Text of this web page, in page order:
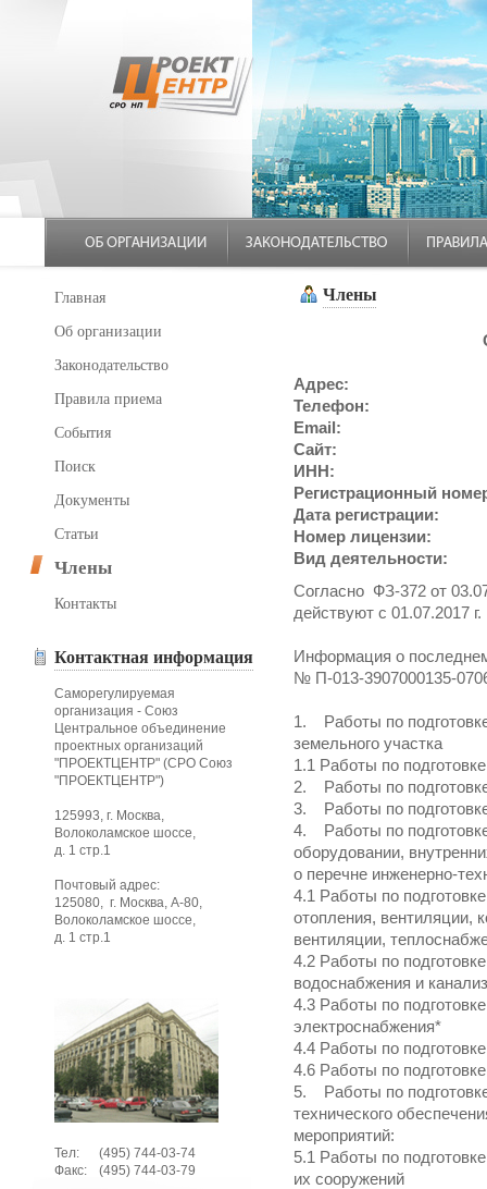
Главная
Об организации
Законодательство
Правила приема
События
Поиск
Документы
Статьи
Члены
Контакты
Контактная информация
Саморегулируемая
организация - Союз
Центральное объединение
проектных организаций
"ПРОЕКТЦЕНТР" (СРО Союз
"ПРОЕКТЦЕНТР")
125993, г. Москва,
Волоколамское шоссе,
д. 1 стр.1
Почтовый адрес:
125080, г. Москва, А-80,
Волоколамское шоссе,
д. 1 стр.1
Тел: (495) 744-03-74
Факс:
(495) 744-03-79
Члены
Адрес:
Телефон:
Email:
Сайт:
ИНН:
Регистрационный
Дата регистрации:
Номер лицензии:
Вид деятельности:
Согласно ФЗ-372 от
действуют с 01.07.2017 г.
Информация о
№ П-013-3907000135-
1. Работы по
земельного участка
1.1 Работы по
2. Работы по
3. Работы по
4. Работы по
оборудовании,
о перечне инженерно-
4.1 Работы по
отопления, вентиляции,
вентиляции,
4.2 Работы по
водоснабжения и
4.3 Работы по
электроснабжения*
4.4 Работы по
4.6 Работы по
5. Работы по
технического
мероприятий:
5.1 Работы по
их сооружений